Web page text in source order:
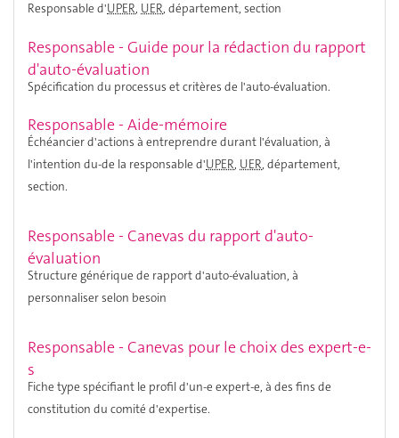
Responsable d'UPER, UER, département, section
Responsable - Guide pour la rédaction du rapport
d'auto-évaluation
Spécification du processus et critères de l'auto-évaluation.
Responsable - Aide-mémoire
Échéancier d'actions à entreprendre durant l'évaluation, à
l'intention du-de la responsable d'UPER, UER, département,
section.
Responsable - Canevas du rapport d'auto-
évaluation
Structure générique de rapport d'auto-évaluation, à
personnaliser selon besoin
Responsable - Canevas pour le choix des expert-e-
s
Fiche type spécifiant le profil d'un-e expert-e, à des fins de
constitution du comité d'expertise.